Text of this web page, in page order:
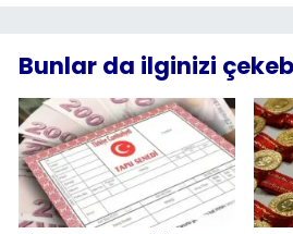
Bunlar da ilginizi